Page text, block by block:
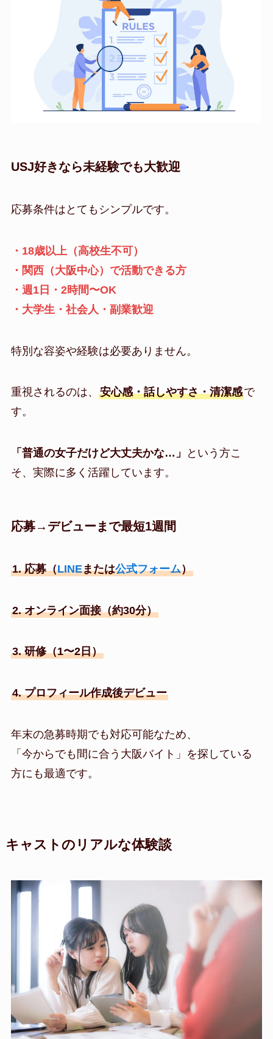
USJ好きなら未経験でも大歓迎
応募条件はとてもシンプルです。
・18歳以上（高校生不可）
・関西（大阪中心）で活動できる方
・週1日・2時間〜OK
・大学生・社会人・副業歓迎
特別な容姿や経験は必要ありません。
重視されるのは、 安心感・話しやすさ・清潔感で
す。
「普通の女子だけど大丈夫かな…」
という方こ
そ、実際に多く活躍しています。
応募→デビューまで最短1週間
1. 応募（LINEまたは公式フォーム）
2. オンライン面接（約30分）
3. 研修（1〜2日）
4. プロフィール作成後デビュー
年末の急募時期でも対応可能なため、
「今からでも間に合う大阪バイト」を探している
方にも最適です。
キャストのリアルな体験談